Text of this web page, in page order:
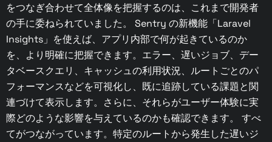
をつなぎ合わせて全体像を把握するのは、これまで開発者
の手に委ねられていました。 Sentry の新機能「Laravel
Insights」を使えば、アプリ内部で何が起きているのか
を、より明確に把握できます。エラー、遅いジョブ、デー
タベースクエリ、キャッシュの利用状況、ルートごとのパ
フォーマンスなどを可視化し、既に追跡している課題と関
連づけて表示します。さらに、それらがユーザー体験に実
際どのような影響を与えているのかも確認できます。 すべ
てがつながっています。特定のルートから発生した遅いジ